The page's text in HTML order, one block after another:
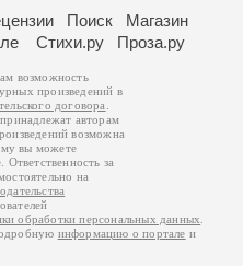
Поиск
Магазин
Стихи.ру Проза.ру
возможность
произведений в
договора
авторам
возможна
вы можете
Ответственность за
на
обработки персональных данных
информацию о портале и